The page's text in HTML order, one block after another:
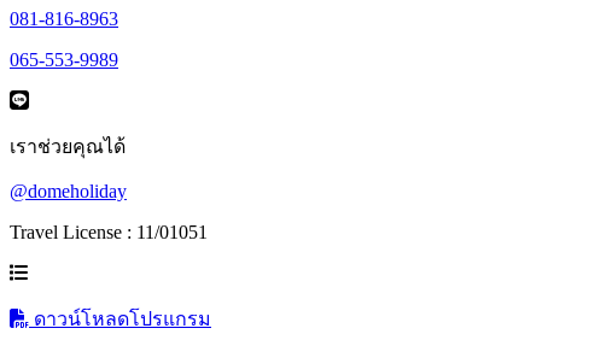
081-816-8963
065-553-9989
เราช่วยคุณได้
@domeholiday
Travel License : 11/01051
ดาวน์โหลดโปรแกรม